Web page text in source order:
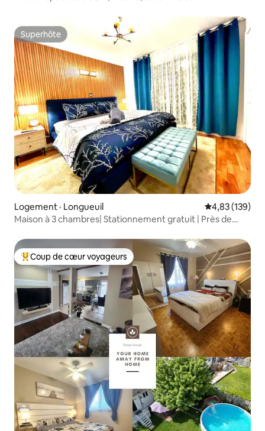
Superhôte
Superhôte
Logement · Longueuil Note
4,83 (139)
Maison à 3 chambres| Stationnement gratuit | Près de
Coup de cœur voyageurs parmi les plus aimés
Coup de cœur voyageurs